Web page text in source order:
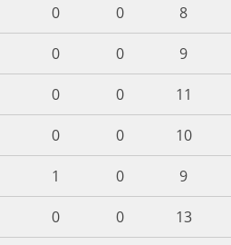
0 0
8
0 0
9
0 0
11
0 0
10
1 0
9
0 0
13